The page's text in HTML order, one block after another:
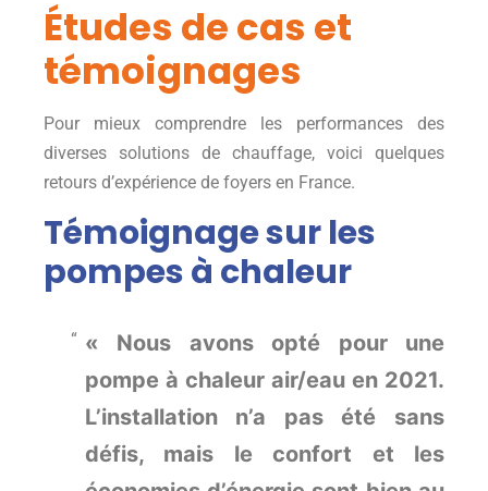
Études de cas et
témoignages
Pour mieux comprendre les performances des
diverses solutions de chauffage, voici quelques
retours d’expérience de foyers en France.
Témoignage sur les
pompes à chaleur
« Nous avons opté pour une
pompe à chaleur air/eau en 2021.
L’installation n’a pas été sans
défis, mais le confort et les